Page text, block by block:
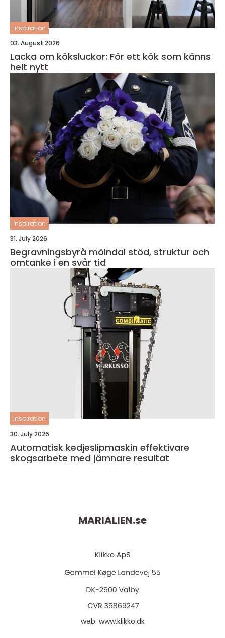
inspiration
03. August 2026
Lacka om köksluckor: För ett kök som känns
helt nytt
inspiration
31. July 2026
Begravningsbyrå mölndal stöd, struktur och
omtanke i en svår tid
inspiration
30. July 2026
Automatisk kedjeslipmaskin effektivare
skogsarbete med jämnare resultat
MARIALIEN.se
web: www.klikko.dk